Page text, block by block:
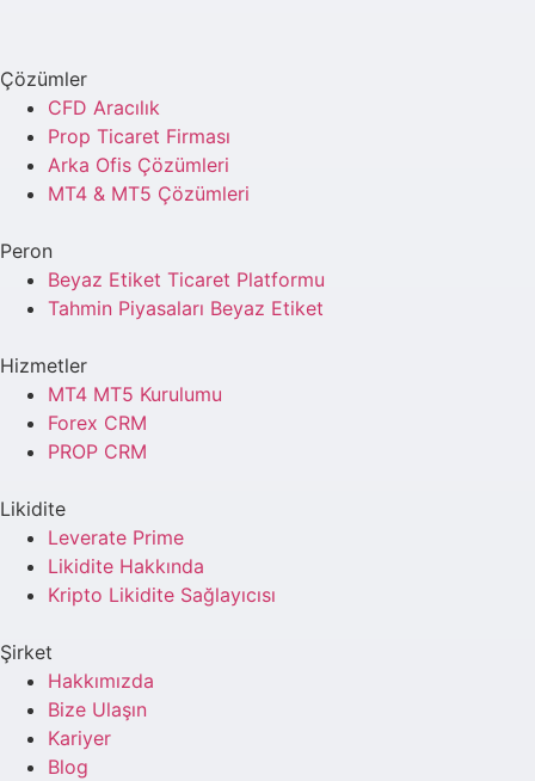
Çözümler
CFD Aracılık
Prop Ticaret Firması
Arka Ofis Çözümleri
MT4 & MT5 Çözümleri
Peron
Beyaz Etiket Ticaret Platformu
Tahmin Piyasaları Beyaz Etiket
Hizmetler
MT4 MT5 Kurulumu
Forex CRM
PROP CRM
Likidite
Leverate Prime
Likidite Hakkında
Kripto Likidite Sağlayıcısı
Şirket
Hakkımızda
Bize Ulaşın
Kariyer
Blog